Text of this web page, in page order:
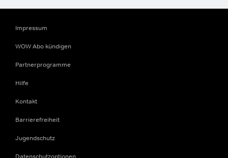
Impressum
WOW Abo kündigen
Partnerprogramme
Hilfe
Kontakt
Barrierefreiheit
Jugendschutz